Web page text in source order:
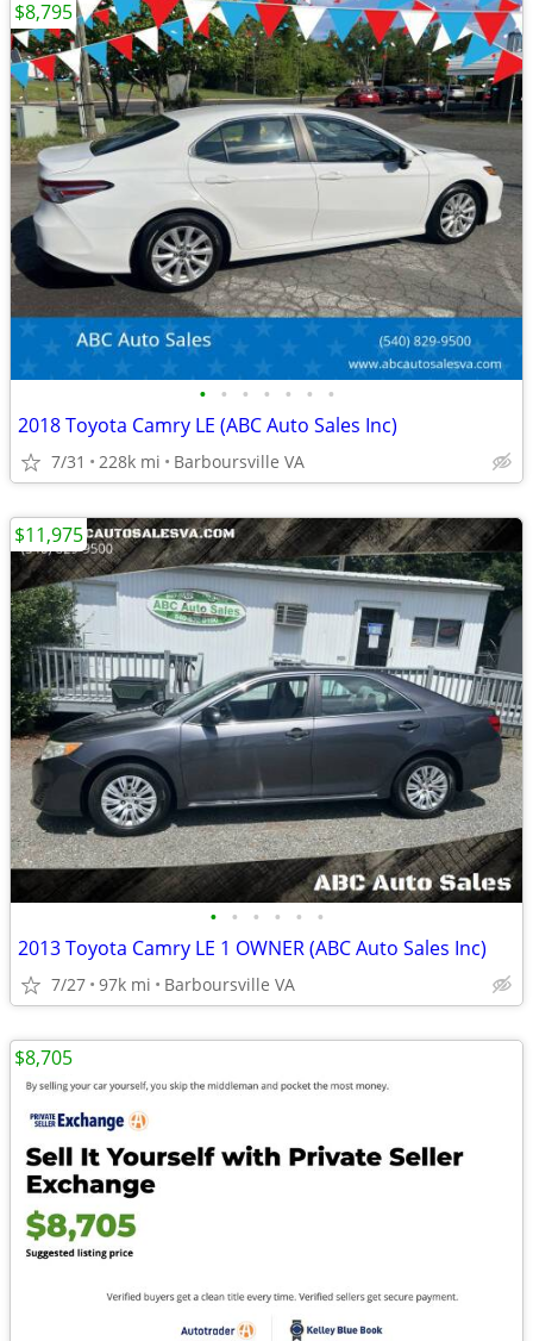
• • • • • • •
2018 Toyota Camry LE (ABC Auto Sales Inc)
7/31 228k mi Barboursville VA
$8,795
• • • • • •
2013 Toyota Camry LE 1 OWNER (ABC Auto Sales Inc)
7/27 97k mi Barboursville VA
$11,975
$8,705